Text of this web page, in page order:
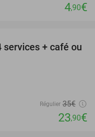
4,90€
32%
+ café ou
Régulier 35€
23,90€